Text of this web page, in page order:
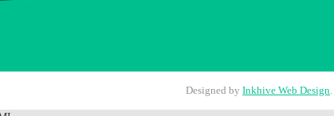
Designed by Inkhive Web Design.